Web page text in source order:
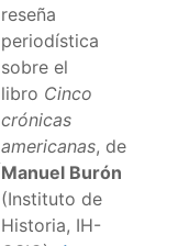
reseña
periodística
sobre el
libro Cinco
crónicas
americanas, de
Manuel Burón
(Instituto de
Historia, IH-